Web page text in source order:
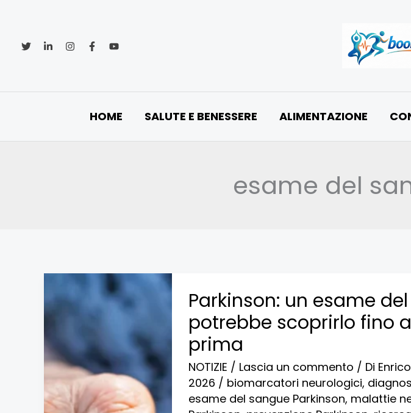
contenuto
HOME SALUTE E BENESSERE ALIMENTAZIONE
esame del
Parkinson: un esame
potrebbe scoprirlo fino
prima
NOTIZIE / Lascia un commento / Di
2026 / biomarcatori neurologici,
esame del sangue Parkinson, malattie
un
esame
del
sangue
potrebbe